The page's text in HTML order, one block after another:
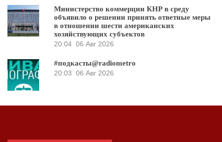
Министерство коммерции КНР в среду
объявило о решении принять ответные меры
в отношении шести американских
хозяйствующих субъектов
20:04 06 Авг 2026
#подкасты@radiometro
20:03 06 Авг 2026